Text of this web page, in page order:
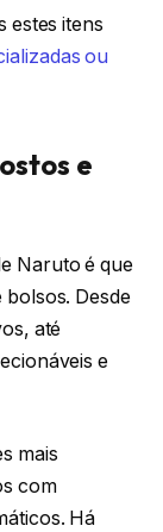
estes itens
ou
e
Naruto é que
Desde
até
e
mais
com
Há